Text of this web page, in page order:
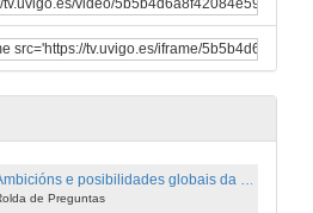
de xuño de 2016
Ambicións e posibilidades globais da nosa industria cultural
Ambicións e posibilidades globais da nosa industria cultural
de Preguntas